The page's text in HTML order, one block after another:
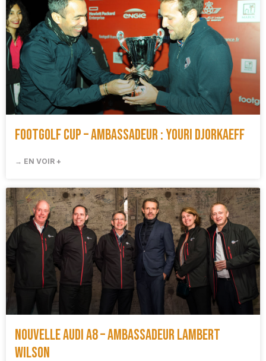
FootGolf Cup – Ambassadeur : Youri Djorkaeff
→ EN VOIR +
Nouvelle Audi A8 – Ambassadeur Lambert
Wilson